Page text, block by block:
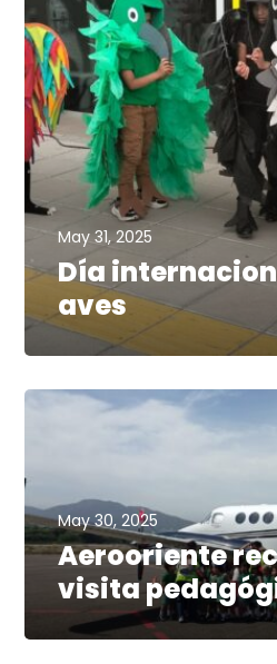
May 31, 2025
Día
aves
May 30, 2025
Aerooriente
visita